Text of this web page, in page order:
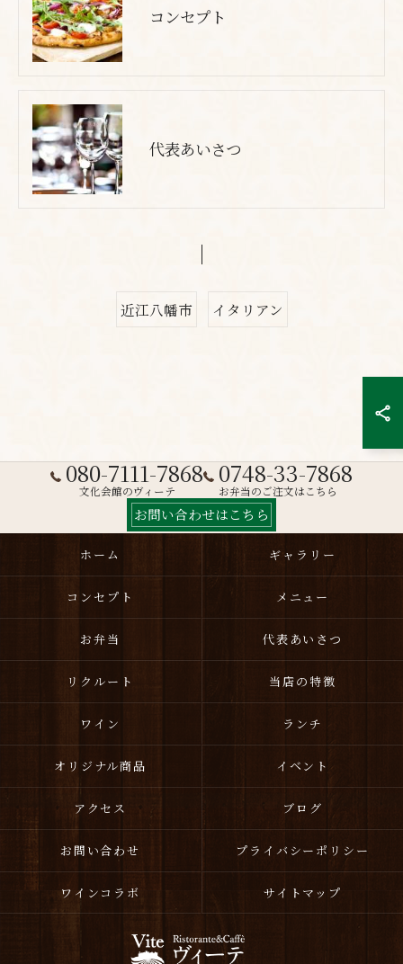
コンセプト
代表あいさつ
近江八幡市 イタリアン
080-7111-7868
文化会館のヴィーテ
0748-33-7868
お弁当のご注文はこちら
お問い合わせはこちら
ホーム ギャラリー
コンセプト メニュー
お弁当 代表あいさつ
リクルート 当店の特徴
ワイン ランチ
オリジナル商品 イベント
アクセス ブログ
お問い合わせ プライバシーポリシー
ワインコラボ サイトマップ